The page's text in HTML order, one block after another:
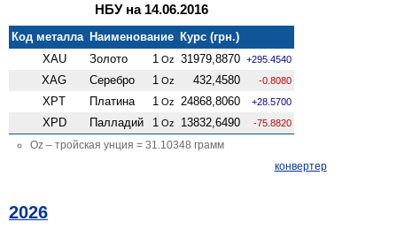
НБУ на 14.06.2016
Код металла Наименование Курс (грн.)
XAU
Золото 1 Oz 31979,8870 +295.4540
XAG Серебро 1 Oz 432,4580 -0.8080
XPT Платина 1 Oz 24868,8060 +28.5700
XPD Палладий 1 Oz 13832,6490 -75.8820
Oz – тройская унция = 31.10348 грамм
конвертер
2026